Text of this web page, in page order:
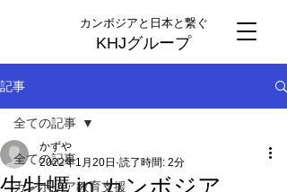
カンボジアと日本と繋ぐ
KHJグループ
記事
全ての記事
カンボジア教育支援
全ての記事
生牡蠣 in カンボジア
かずや
2022年1月20日 読了時間: 2分